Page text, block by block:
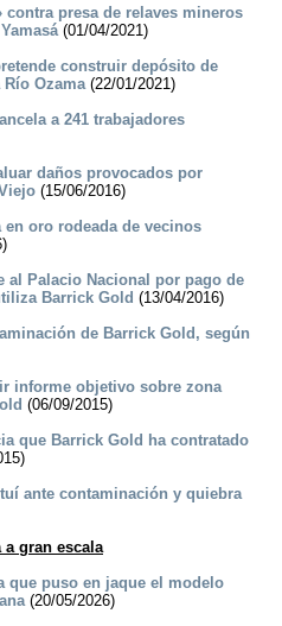
contra presa de relaves mineros
(01/04/2021)
construir depósito de
Ozama(22/01/2021)
a 241 trabajadores
daños provocados por
(15/06/2016)
oro rodeada de vecinos
al Palacio Nacional por pago de
Barrick Gold (13/04/2016)
de Barrick Gold, según
informe objetivo sobre zona
(06/09/2015)
que Barrick Gold ha contratado
ante contaminación y quiebra
a gran escala
que puso en jaque el modelo
(20/05/2026)